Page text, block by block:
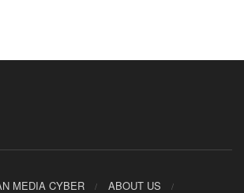
MEDIA CYBER ABOUT US